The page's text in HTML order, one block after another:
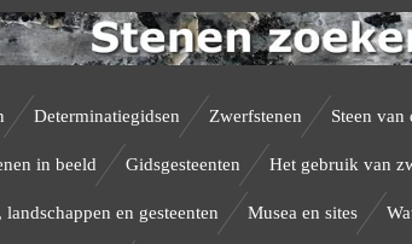
Determinatiegidsen Zwerfstenen Steen van
in beeld Gidsgesteenten Het gebruik van
en gesteenten Musea en sites